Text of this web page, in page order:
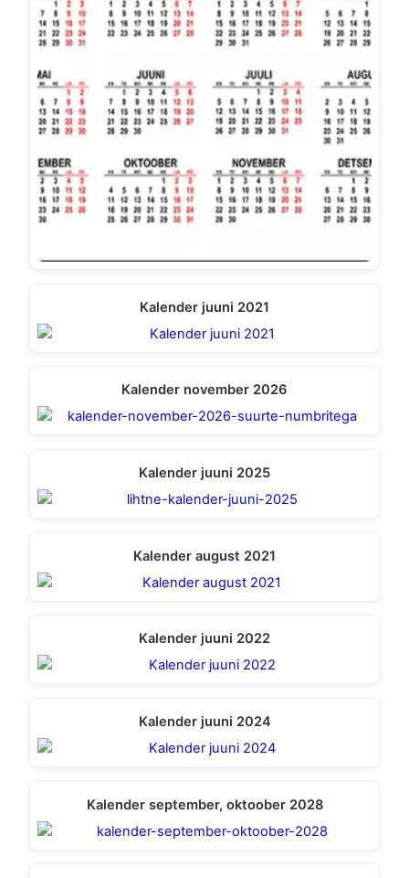
Kalender juuni 2021
Kalender november 2026
Kalender juuni 2025
Kalender august 2021
Kalender juuni 2022
Kalender juuni 2024
Kalender september, oktoober 2028